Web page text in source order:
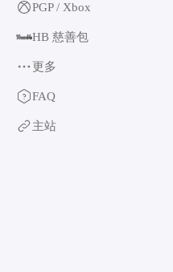
PGP / Xbox
HB 慈善包
更多
FAQ
主站